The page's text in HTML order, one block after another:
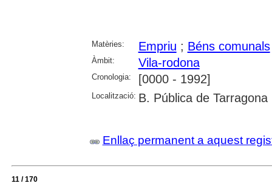
Matèries: Empriu ; Béns comunals
Àmbit: Vila-rodona
Cronologia: [0000 - 1992]
Localització: B. Pública de Tarragona
Enllaç permanent a aquest
11 / 170